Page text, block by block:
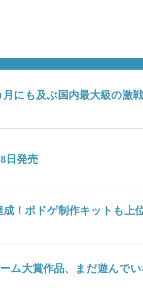
にも及ぶ国内最大級の激
日発売
！ボドゲ制作キットも上
ム大賞作品、まだ遊んで